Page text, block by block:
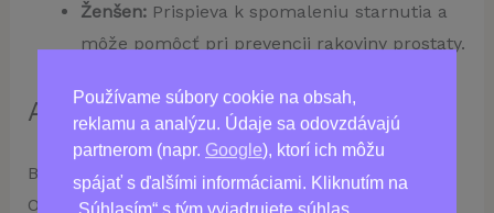
Používame súbory cookie na obsah,
reklamu a analýzu. Údaje sa odovzdávajú
partnerom (napr. Google), ktorí ich môžu
spájať s ďalšími informáciami. Kliknutím na
„Súhlasím“ s tým vyjadrujete súhlas.
Ženšen:Prispieva k spomaleniu starnutia a
môže pomôcť pri prevencii rakoviny prostaty.
Ako užívať Viarex
Berte 1-2 kapsuly denne so pohárom vody.
Odporúčaná kúra je 30 dní.